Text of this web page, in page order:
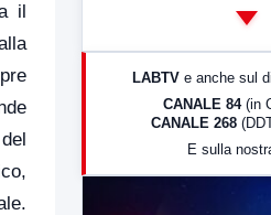
il
LABTV e anche sul
CANALE 84 (in
CANALE 268
E sulla